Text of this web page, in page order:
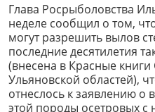
Глава Росрыболовства
неделе сообщил о том,
могут разрешить вылов
последние десятилетия
(внесена в Красные
Ульяновской областей),
отнеслось к заявлению о
этой породы осетровых